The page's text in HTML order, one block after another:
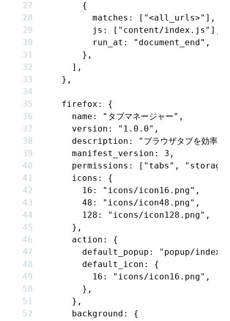
        {
          matches
: [ "<all_urls>" ] ,
          js
: [ "content/index.js" ]
          run_at
: "document_end" ,
        }
,
      ]
,
    }
,
    firefox
:
{
      name
: "タブマネージャー" ,
      version
: "1.0.0" ,
      description
:
"ブラウザタブを効率的
      manifest_version
: 3 ,
      permissions
: [ "tabs" ,
      icons
:
{
        16
: "icons/icon16.png" ,
        48
: "icons/icon48.png" ,
        128
: "icons/icon128.png" ,
      }
,
      action
:
{
        default_popup
:
"popup/
        default_icon
:
{
          16
: "icons/icon16.png" ,
        }
,
      }
,
      background
:
{